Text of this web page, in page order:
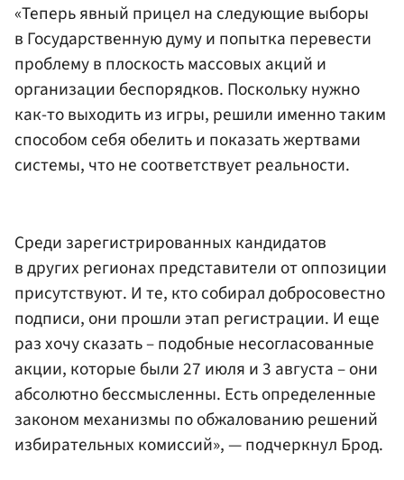
«Теперь явный прицел на следующие выборы
в Государственную думу и попытка перевести
проблему в плоскость массовых акций и
организации беспорядков. Поскольку нужно
как-то выходить из игры, решили именно таким
способом себя обелить и показать жертвами
системы, что не соответствует реальности.
Среди зарегистрированных кандидатов
в других регионах представители от оппозиции
присутствуют. И те, кто собирал добросовестно
подписи, они прошли этап регистрации. И еще
раз хочу сказать – подобные несогласованные
акции, которые были 27 июля и 3 августа – они
абсолютно бессмысленны. Есть определенные
законом механизмы по обжалованию решений
избирательных комиссий», — подчеркнул Брод.